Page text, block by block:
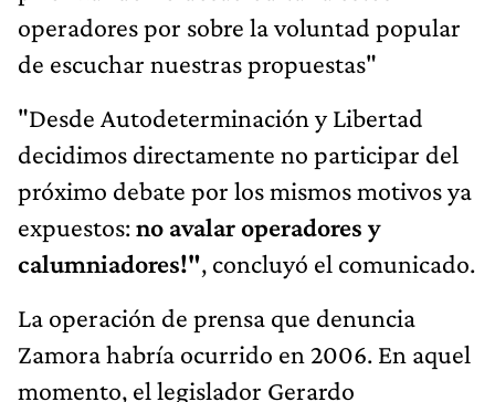
operadores por sobre la voluntad popular
de escuchar nuestras propuestas"
"Desde Autodeterminación y Libertad
decidimos directamente no participar del
próximo debate por los mismos motivos ya
expuestos:no avalar operadores y
calumniadores!", concluyó el comunicado.
La operación de prensa que denuncia
Zamora habría ocurrido en 2006. En aquel
momento, el legislador Gerardo